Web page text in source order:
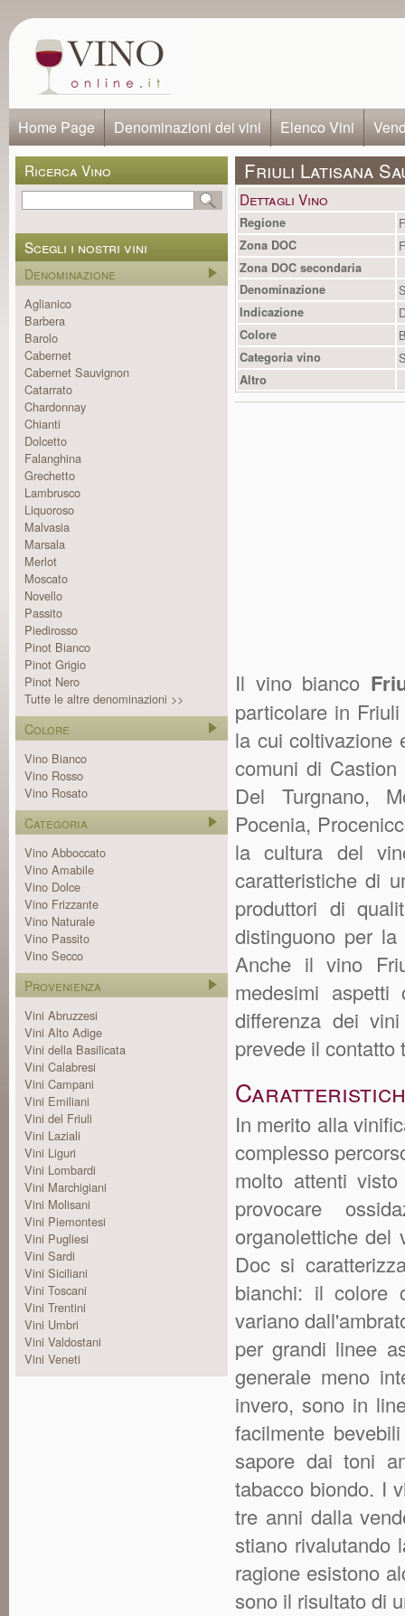
Home Page Denominazioni dei vini Elenco Vini
Ricerca Vino
Scegli i nostri vini
Denominazione
Aglianico
Barbera
Barolo
Cabernet
Cabernet Sauvignon
Catarrato
Chardonnay
Chianti
Dolcetto
Falanghina
Grechetto
Lambrusco
Liquoroso
Malvasia
Marsala
Merlot
Moscato
Novello
Passito
Piedirosso
Pinot Bianco
Pinot Grigio
Pinot Nero
Tutte le altre denominazioni >>
Colore
Vino Bianco
Vino Rosso
Vino Rosato
Categoria
Vino Abboccato
Vino Amabile
Vino Dolce
Vino Frizzante
Vino Naturale
Vino Passito
Vino Secco
Provenienza
Vini Abruzzesi
Vini Alto Adige
Vini della Basilicata
Vini Calabresi
Vini Campani
Vini Emiliani
Vini del Friuli
Vini Laziali
Vini Liguri
Vini Lombardi
Vini Marchigiani
Vini Molisani
Vini Piemontesi
Vini Pugliesi
Vini Sardi
Vini Siciliani
Vini Toscani
Vini Trentini
Vini Umbri
Vini Valdostani
Vini Veneti
Friuli Latisana
Dettagli Vino
Regione
Zona DOC
Zona DOC secondaria
Denominazione
Indicazione
Colore
Categoria vino
Altro
Il vino bianco
particolare in
la cui coltivazione
comuni di
Del Turgnano,
Pocenia,
la cultura del
caratteristiche di
produttori di
distinguono per
Anche il vino
medesimi
differenza dei
prevede il contatto
In merito alla
complesso
molto attenti
provocare
organolettiche del
Doc si
bianchi: il colore
variano
per grandi linee
generale meno
invero, sono in
facilmente
sapore dai toni
tabacco biondo. I
tre anni dalla
stiano rivalutando
ragione esistono
sono il risultato di